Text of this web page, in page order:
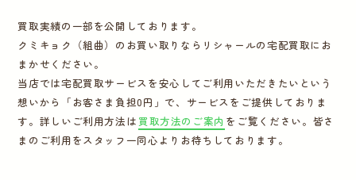
バイヤー紹介
運営会社
買取実績の一部を公開しております。
クミキョク（組曲）のお買い取りならリシャールの宅配買取にお
まかせください。
当店では宅配買取サービスを安心してご利用いただきたいという
想いから「お客さま負担0円」で、サービスをご提供しておりま
す。詳しいご利用方法は 買取方法のご案内 をご覧ください。皆さ
まのご利用をスタッフ一同心よりお待ちしております。